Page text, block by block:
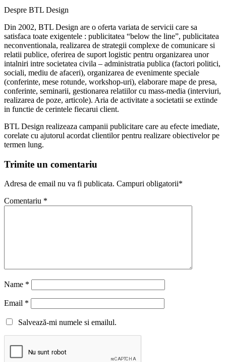
Despre BTL Design
Din 2002, BTL Design are o oferta variata de servicii care sa
satisfaca toate exigentele : publicitatea “below the line”, publicitatea
neconventionala, realizarea de strategii complexe de comunicare si
relatii publice, oferirea de suport logistic pentru organizarea unor
intalniri intre societatea civila – administratia publica (factori politici,
sociali, mediu de afaceri), organizarea de evenimente speciale
(conferinte, mese rotunde, workshop-uri), elaborare mape de presa,
conferinte, seminarii, gestionarea relatiilor cu mass-media (interviuri,
realizarea de poze, articole). Aria de activitate a societatii se extinde
in functie de cerintele fiecarui client.
BTL Design realizeaza campanii publicitare care au efecte imediate,
corelate cu ajutorul acordat clientilor pentru realizare obiectivelor pe
termen lung.
Trimite un comentariu
Adresa de email nu va fi publicata. Campuri obligatorii*
Comentariu *
Name *
Email *
Salvează-mi numele si emailul.